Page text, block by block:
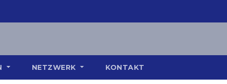
NETZWERK KONTAKT